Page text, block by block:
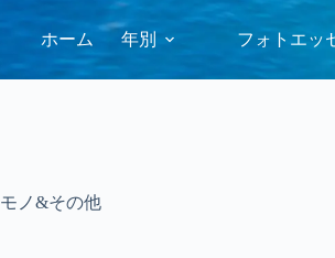
ホーム 年別 フォトエッ
モノ&その他